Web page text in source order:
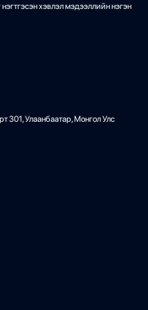
хэвлэл мэдээллийн нэгэн
301, Улаанбаатар, Монгол Улс